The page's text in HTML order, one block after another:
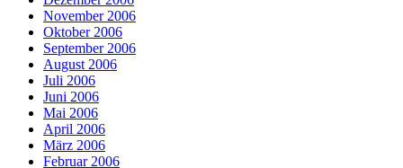
November 2006
Oktober 2006
September 2006
August 2006
Juli 2006
Juni 2006
Mai 2006
April 2006
März 2006
Februar 2006